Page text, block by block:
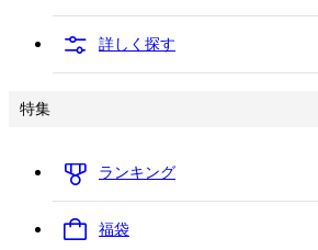
詳しく探す
特集
ランキング
福袋